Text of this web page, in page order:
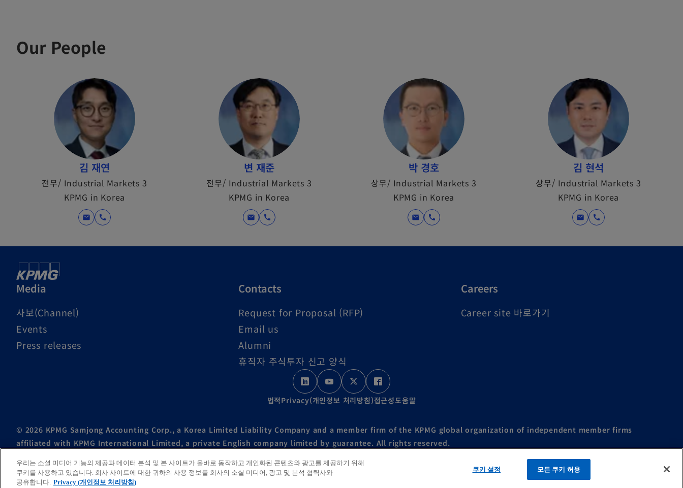
Our People
김 재연
전무/ Industrial Markets 3
KPMG in Korea
mail call
변 재준
전무/ Industrial Markets 3
KPMG in Korea
mail call
박 경호
상무/ Industrial Markets 3
KPMG in Korea
mail call
김 현석
상무/ Industrial Markets 3
KPMG in Korea
mail call
Media
사보(Channel)
Events
Press releases
Contacts
Request for Proposal (RFP)
Email us
Alumni
휴직자 주식투자 신고 양식
Careers
Career site 바로가기
a
e
w
o
p
n
s
i
n
o
p
n
s
i
o
p
n
s
o
n
s
법적Privacy(개인정보 처리방침)접근성도움말
© 2026 KPMG Samjong Accounting Corp., a Korea Limited Liability Company and a member firm of the KPMG global organization of independent member firms
affiliated with KPMG International Limited, a private English company limited by guarantee. All rights reserved.
For more detail about the structure of the KPMG global organization please visithttps://kpmg.com/governance
우리는 소셜 미디어 기능의 제공과 데이터 분석 및 본 사이트가 올바로 동작하고 개인화된 콘텐츠와 광고를 제공하기 위해
쿠키를 사용하고 있습니다. 회사 사이트에 대한 귀하의 사용 정보를 회사의 소셜 미디어, 광고 및 분석 협력사와
공유합니다. Privacy (개인정보 처리방침)
쿠키 설정 모든 쿠키 허용